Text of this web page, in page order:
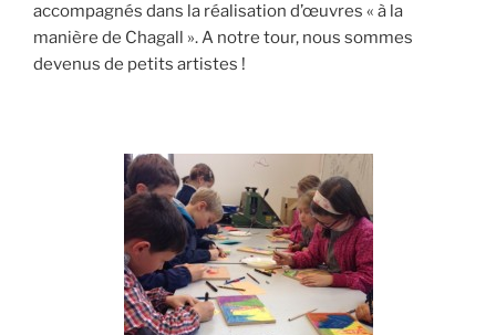
accompagnés dans la réalisation d’œuvres « à la
manière de Chagall ». A notre tour, nous sommes
devenus de petits artistes !